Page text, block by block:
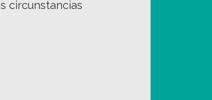
circunstancias